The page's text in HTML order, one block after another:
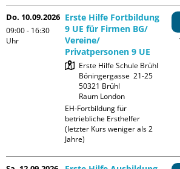
Do. 10.09.2026
09:00 - 16:30
Uhr
Erste Hilfe Fortbildung
9 UE für Firmen BG/
Vereine/
Privatpersonen 9 UE
Erste Hilfe Schule Brühl
Böningergasse  21-25
50321 Brühl
Raum London
EH-Fortbildung für
betriebliche Ersthelfer
(letzter Kurs weniger als 2
Jahre)